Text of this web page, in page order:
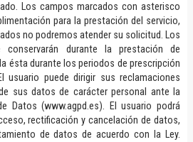
Los campos marcados con asterisco
para la prestación del servicio,
no podremos atender su solicitud. Los
conservarán durante la prestación de
ésta durante los periodos de prescripción
usuario puede dirigir sus reclamaciones
sus datos de carácter personal ante la
Datos (www.agpd.es). El usuario podrá
rectificación y cancelación de datos,
de datos de acuerdo con la Ley.